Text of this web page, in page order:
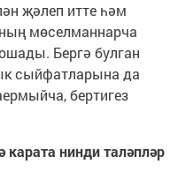
җәлеп итте һәм
мөселманнарча
Бергә булган
сыйфатларына да
бертигез
нинди таләпләр